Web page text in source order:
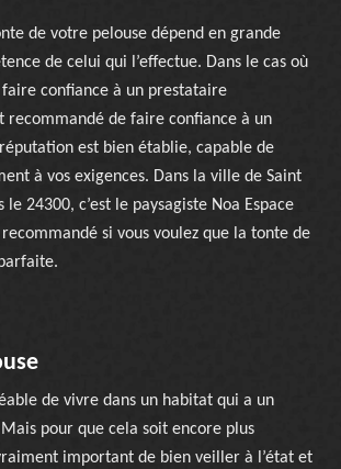
de votre pelouse dépend en grande
de celui qui l’effectue. Dans le cas où
faire confiance à un prestataire
recommandé de faire confiance à un
est bien établie, capable de
à vos exigences. Dans la ville de Saint
le 24300, c’est le paysagiste Noa Espace
si vous voulez que la tonte de
de vivre dans un habitat qui a un
pour que cela soit encore plus
important de bien veiller à l’état et